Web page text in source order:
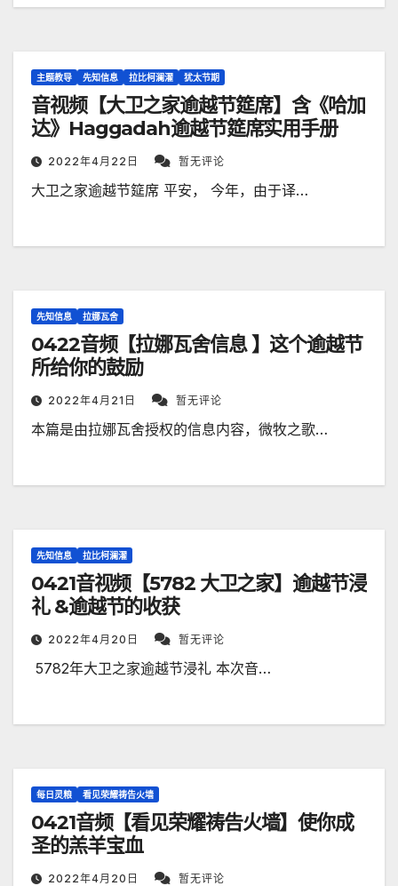
主题教导 先知信息 拉比柯澜濯 犹太节期
音视频【大卫之家逾越节筵席】含《哈加
达》Haggadah逾越节筵席实用手册
2022年4月22日 暂无评论
大卫之家逾越节筵席 平安， 今年，由于译…
先知信息 拉娜瓦舍
0422音频【拉娜瓦舍信息 】这个逾越节
所给你的鼓励
2022年4月21日 暂无评论
本篇是由拉娜瓦舍授权的信息内容，微牧之歌…
先知信息 拉比柯澜濯
0421音视频【5782 大卫之家】逾越节浸
礼 &逾越节的收获
2022年4月20日 暂无评论
​ 5782年大卫之家逾越节浸礼 本次音…
每日灵粮 看见荣耀祷告火墙
0421音频【看见荣耀祷告火墙】使你成
圣的羔羊宝血
2022年4月20日 暂无评论